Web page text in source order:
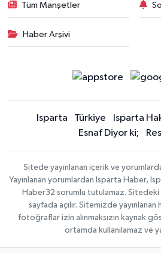
Tüm Manşetler
Haber Arşivi
Isparta Türkiye Isparta
Esnaf Diyor ki;
Sitede yayınlanan içerik ve
Yayınlanan yorumlardan Isparta Haber,
Haber32 sorumlu tutulamaz. Sitedeki
sayfada açılır. Sitemizde yayınlanan
fotoğraflar izin alınmaksızın kaynak
ortamda kullanılamaz ve